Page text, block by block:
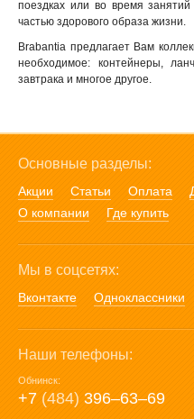
поездках или во время
частью здорового образа жизни.
Brabantia предлагает Вам
необходимое: контейнеры,
завтрака и многое другое.
Основные разделы:
Акции Статьи Оплата
О компании
Где купить
Мы в соцсетях:
Вконтакте Одноклассники
Наши телефоны:
Обнинск:
+7 (484) 396‒63‒69